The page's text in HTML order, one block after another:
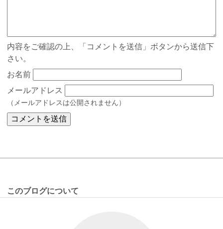
内容をご確認の上、「コメントを送信」ボタンから送信下
さい。
お名前
メールアドレス
（メールアドレスは公開されません）
このブログについて